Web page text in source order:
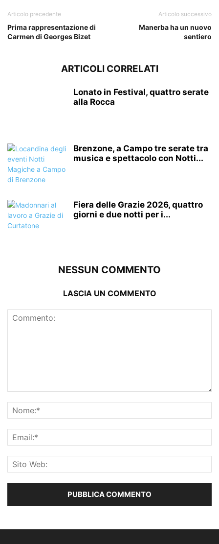
Articolo precedente
Prima rappresentazione di
Carmen di Georges Bizet
Articolo successivo
Manerba ha un nuovo
sentiero
ARTICOLI CORRELATI
Lonato in Festival, quattro serate
alla Rocca
Brenzone, a Campo tre serate tra
musica e spettacolo con Notti...
Fiera delle Grazie 2026, quattro
giorni e due notti per i...
NESSUN COMMENTO
LASCIA UN COMMENTO